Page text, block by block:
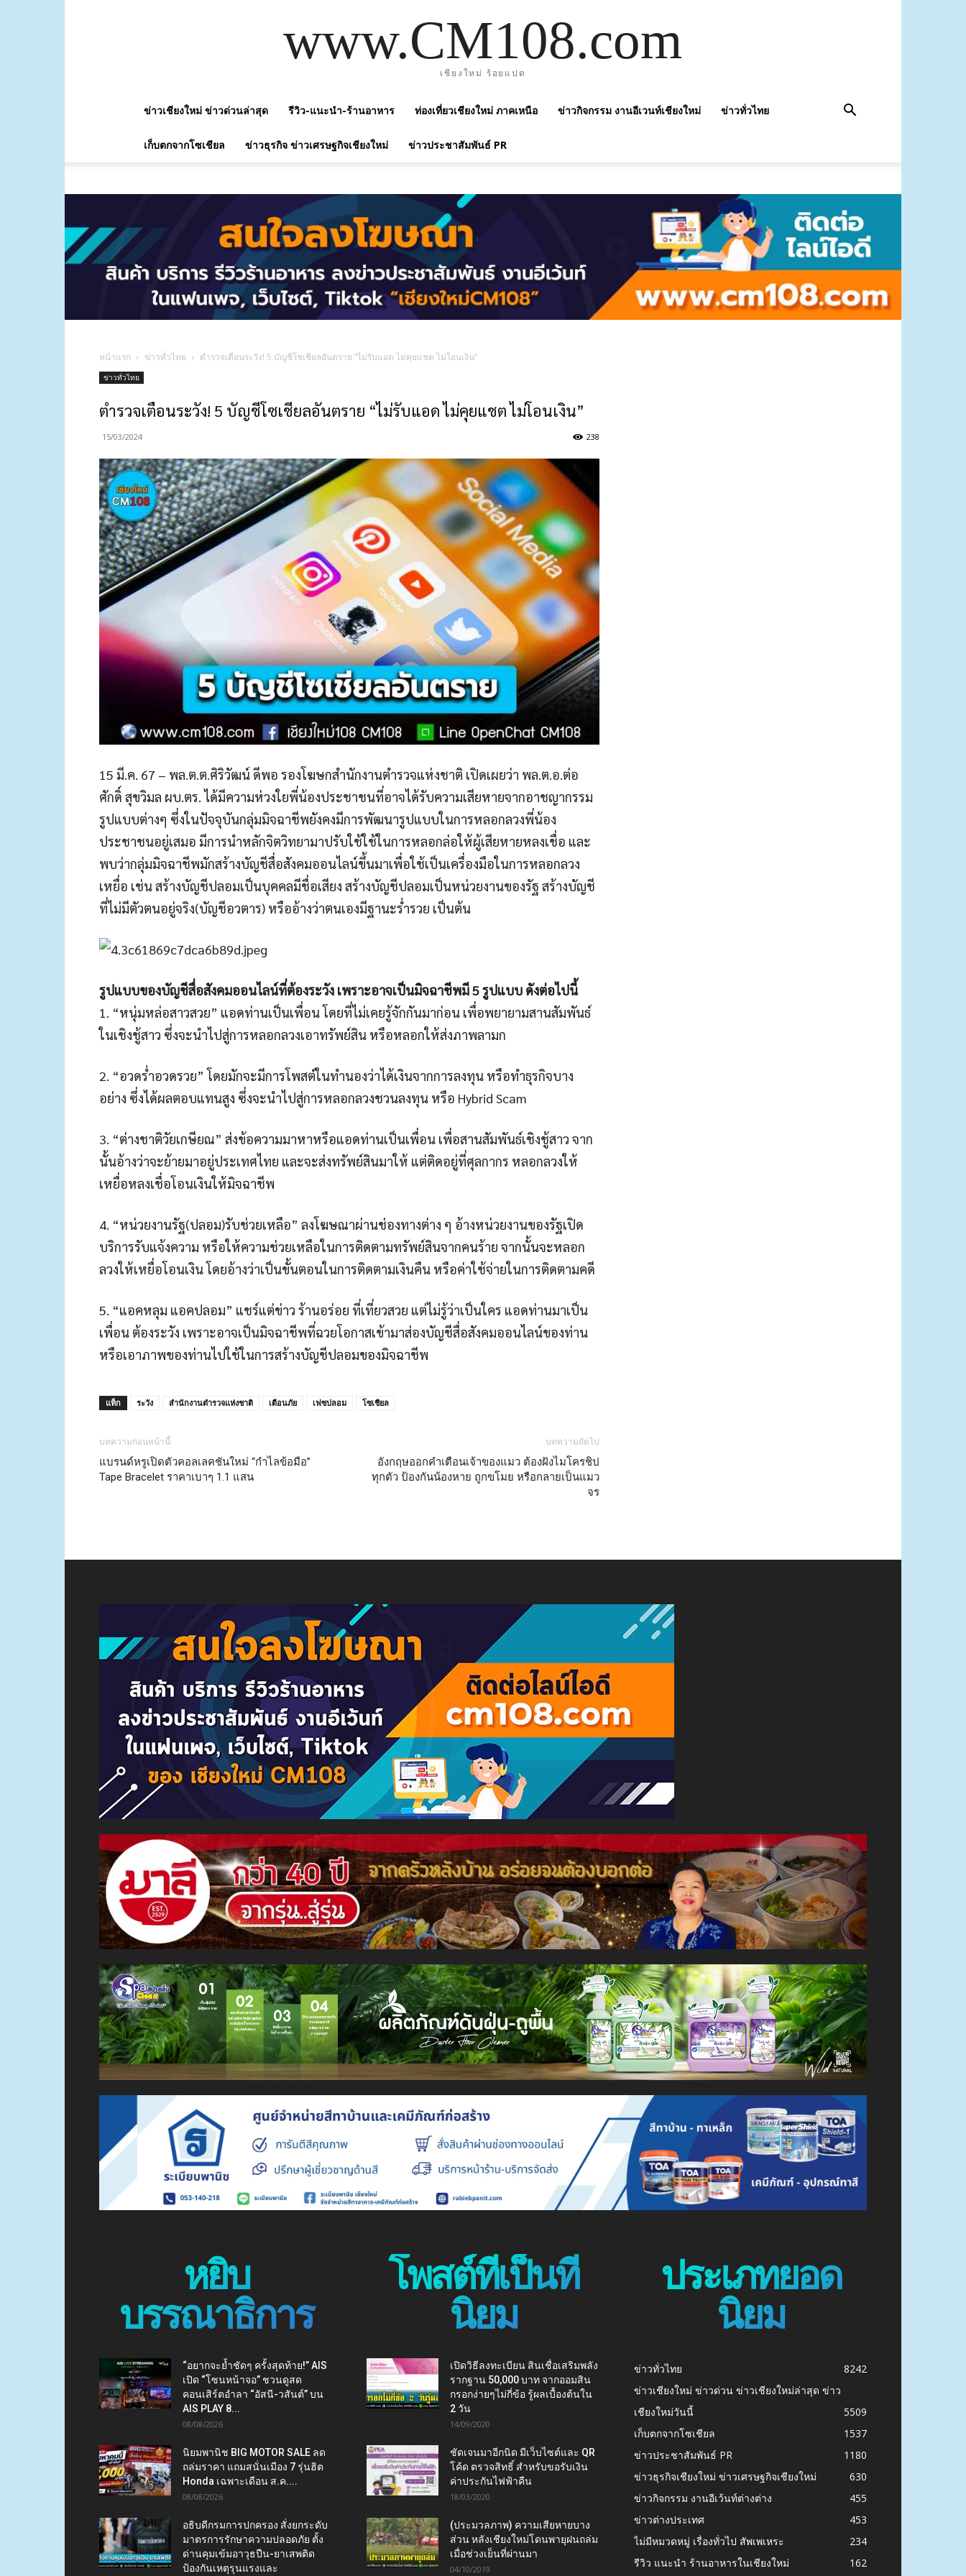
www.CM108.com
เชียงใหม่ ร้อยแปด
ข่าวเชียงใหม่ ข่าวด่วนล่าสุด รีวิว-แนะนำ-ร้านอาหาร ท่องเที่ยวเชียงใหม่ ภาคเหนือ ข่าวกิจกรรม งานอีเวนท์เชียงใหม่ ข่าวทั่วไทย
เก็บตกจากโซเชียล ข่าวธุรกิจ ข่าวเศรษฐกิจเชียงใหม่ ข่าวประชาสัมพันธ์ PR
หน้าแรก ข่าวทั่วไทย ตำรวจเตือนระวัง! 5 บัญชีโซเชียลอันตราย “ไม่รับแอด ไม่คุยแชต ไม่โอนเงิน”
ข่าวทั่วไทย
ตำรวจเตือนระวัง! 5 บัญชีโซเชียลอันตราย “ไม่รับแอด ไม่คุยแชต ไม่โอนเงิน”
15/03/2024 238
15 มี.ค. 67 – พล.ต.ต.ศิริวัฒน์ ดีพอ รองโฆษกสำนักงานตำรวจแห่งชาติ เปิดเผยว่า พล.ต.อ.ต่อ
ศักดิ์ สุขวิมล ผบ.ตร. ได้มีความห่วงใยพี่น้องประชาชนที่อาจได้รับความเสียหายจากอาชญากรรม
รูปแบบต่างๆ ซึ่งในปัจจุบันกลุ่มมิจฉาชีพยังคงมีการพัฒนารูปแบบในการหลอกลวงพี่น้อง
ประชาชนอยู่เสมอ มีการนำหลักจิตวิทยามาปรับใช้ใช้ในการหลอกล่อให้ผู้เสียหายหลงเชื่อ และ
พบว่ากลุ่มมิจฉาชีพมักสร้างบัญชีสื่อสังคมออนไลน์ขึ้นมาเพื่อใช้เป็นเครื่องมือในการหลอกลวง
เหยื่อ เช่น สร้างบัญชีปลอมเป็นบุคคลมีชื่อเสียง สร้างบัญชีปลอมเป็นหน่วยงานของรัฐ สร้างบัญชี
ที่ไม่มีตัวตนอยู่จริง(บัญชีอวตาร) หรืออ้างว่าตนเองมีฐานะร่ำรวย เป็นต้น
รูปแบบของบัญชีสื่อสังคมออนไลน์ที่ต้องระวัง เพราะอาจเป็นมิจฉาชีพมี 5 รูปแบบ ดังต่อไปนี้
1. “หนุ่มหล่อสาวสวย” แอดท่านเป็นเพื่อน โดยที่ไม่เคยรู้จักกันมาก่อน เพื่อพยายามสานสัมพันธ์
ในเชิงชู้สาว ซึ่งจะนำไปสู่การหลอกลวงเอาทรัพย์สิน หรือหลอกให้ส่งภาพลามก
2. “อวดร่ำอวดรวย” โดยมักจะมีการโพสต์ในทำนองว่าได้เงินจากการลงทุน หรือทำธุรกิจบาง
อย่าง ซึ่งได้ผลตอบแทนสูง ซึ่งจะนำไปสู่การหลอกลวงชวนลงทุน หรือ Hybrid Scam
3. “ต่างชาติวัยเกษียณ” ส่งข้อความมาหาหรือแอดท่านเป็นเพื่อน เพื่อสานสัมพันธ์เชิงชู้สาว จาก
นั้นอ้างว่าจะย้ายมาอยู่ประเทศไทย และจะส่งทรัพย์สินมาให้ แต่ติดอยู่ที่ศุลกากร หลอกลวงให้
เหยื่อหลงเชื่อโอนเงินให้มิจฉาชีพ
4. “หน่วยงานรัฐ(ปลอม)รับช่วยเหลือ” ลงโฆษณาผ่านช่องทางต่าง ๆ อ้างหน่วยงานของรัฐเปิด
บริการรับแจ้งความ หรือให้ความช่วยเหลือในการติดตามทรัพย์สินจากคนร้าย จากนั้นจะหลอก
ลวงให้เหยื่อโอนเงิน โดยอ้างว่าเป็นขั้นตอนในการติดตามเงินคืน หรือค่าใช้จ่ายในการติดตามคดี
5. “แอคหลุม แอคปลอม” แชร์แต่ข่าว ร้านอร่อย ที่เที่ยวสวย แต่ไม่รู้ว่าเป็นใคร แอดท่านมาเป็น
เพื่อน ต้องระวัง เพราะอาจเป็นมิจฉาชีพที่ฉวยโอกาสเข้ามาส่องบัญชีสื่อสังคมออนไลน์ของท่าน
หรือเอาภาพของท่านไปใช้ในการสร้างบัญชีปลอมของมิจฉาชีพ
แท็ก ระวัง สำนักงานตำรวจแห่งชาติ เตือนภัย เฟซปลอม โซเชียล
บทความก่อนหน้านี้
แบรนด์หรูเปิดตัวคอลเลคชันใหม่ “กำไลข้อมือ”
Tape Bracelet ราคาเบาๆ 1.1 แสน
บทความถัดไป
อังกฤษออกคำเตือนเจ้าของแมว ต้องฝังไมโครชิป
ทุกตัว ป้องกันน้องหาย ถูกขโมย หรือกลายเป็นแมว
จร
หยิบ
บรรณาธิการ
“อยากจะย้ำชัดๆ ครั้งสุดท้าย!” AIS
เปิด “โซนหน้าจอ” ชวนดูสด
คอนเสิร์ตอำลา “อัสนี-วสันต์” บน
AIS PLAY 8...
08/08/2026
นิยมพานิช BIG MOTOR SALE ลด
ถล่มราคา แถมสนั่นเมือง 7 รุ่นฮิต
Honda เฉพาะเดือน ส.ค....
08/08/2026
อธิบดีกรมการปกครอง สั่งยกระดับ
มาตรการรักษาความปลอดภัย ตั้ง
ด่านคุมเข้มอาวุธปืน-ยาเสพติด
ป้องกันเหตุรุนแรงและ
โพสต์ที่เป็นที่
นิยม
เปิดวิธีลงทะเบียน สินเชื่อเสริมพลัง
รากฐาน 50,000 บาท จากออมสิน
กรอกง่ายๆไม่กี่ข้อ รู้ผลเบื้องต้นใน
2 วัน
14/09/2020
ชัดเจนมาอีกนิด มีเว็บไซต์และ QR
โค้ด ตรวจสิทธิ์ สำหรับขอรับเงิน
ค่าประกันไฟฟ้าคืน
18/03/2020
(ประมวลภาพ) ความเสียหายบาง
ส่วน หลังเชียงใหม่โดนพายุฝนถล่ม
เมื่อช่วงเย็นที่ผ่านมา
04/10/2019
ประเภทยอด
นิยม
ข่าวทั่วไทย
8242
ข่าวเชียงใหม่ ข่าวด่วน ข่าวเชียงใหม่ล่าสุด ข่าว
เชียงใหม่วันนี้
5509
เก็บตกจากโซเชียล
1537
ข่าวประชาสัมพันธ์ PR
1180
ข่าวธุรกิจเชียงใหม่ ข่าวเศรษฐกิจเชียงใหม่
630
ข่าวกิจกรรม งานอีเว้นท์ต่างต่าง
455
ข่าวต่างประเทศ
453
ไม่มีหมวดหมู่ เรื่องทั่วไป สัพเพเหระ
234
รีวิว แนะนำ ร้านอาหารในเชียงใหม่
162